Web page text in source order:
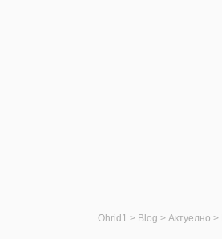
Ohrid1 > Blog > Актуелно >